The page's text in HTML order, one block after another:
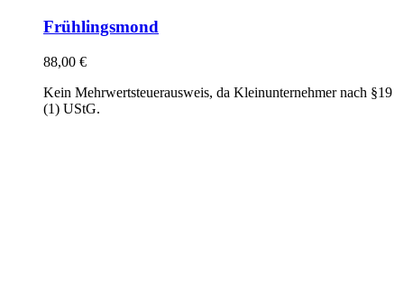
Frühlingsmond
88,00 €
Kein Mehrwertsteuerausweis, da Kleinunternehmer nach §19
(1) UStG.